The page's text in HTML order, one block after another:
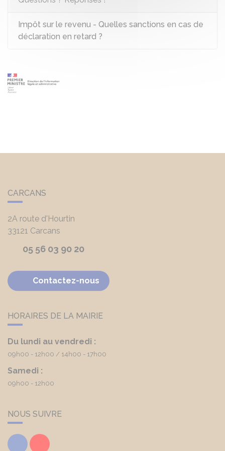
Impôt sur le revenu - Quelles sanctions en cas de
déclaration en retard ?
CARCANS
2A route d'Hourtin
33121 Carcans
05 56 03 90 20
Contactez-nous
HORAIRES DE LA MAIRIE
Du lundi au vendredi :
09h00 - 12h00 14h00 - 17h00
Samedi :
09h00 - 12h00
NOUS SUIVRE
FacebookYoutube